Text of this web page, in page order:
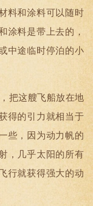
料和涂料可以随时
涂料是带上去的，
中途临时停泊的小
把这艘飞船放在地
得的引力就相当于
些，因为动力帆的
，几乎太阳的所有
行就获得强大的动